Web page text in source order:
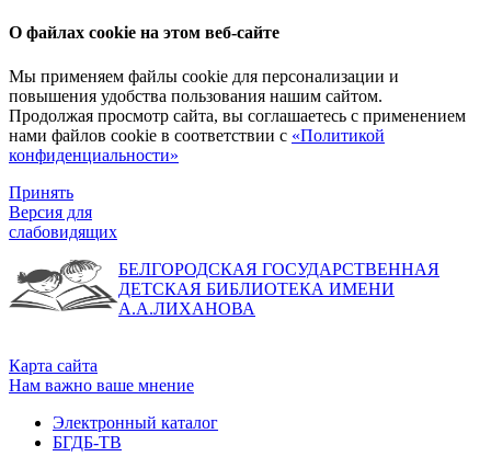
О файлах cookie на этом веб-сайте
Мы применяем файлы cookie для персонализации и
повышения удобства пользования нашим сайтом.
Продолжая просмотр сайта, вы соглашаетесь с применением
нами файлов cookie в соответствии с «Политикой
конфиденциальности»
Принять
Версия для
слабовидящих
БЕЛГОРОДСКАЯ ГОСУДАРСТВЕННАЯ
ДЕТСКАЯ БИБЛИОТЕКА ИМЕНИ
А.А.ЛИХАНОВА
Карта сайта
Нам важно ваше мнение
Электронный каталог
БГДБ-ТВ